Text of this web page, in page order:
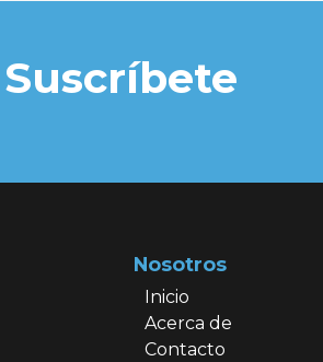
Suscríbete
Nosotros
Inicio
Acerca de
Contacto